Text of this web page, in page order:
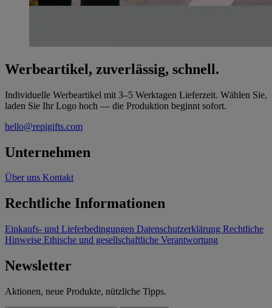
Werbeartikel, zuverlässig, schnell.
Individuelle Werbeartikel mit 3–5 Werktagen Lieferzeit. Wählen Sie,
laden Sie Ihr Logo hoch — die Produktion beginnt sofort.
hello@repigifts.com
Unternehmen
Über uns Kontakt
Rechtliche Informationen
Einkaufs- und Lieferbedingungen Datenschutzerklärung Rechtliche
Hinweise Ethische und gesellschaftliche Verantwortung
Newsletter
Aktionen, neue Produkte, nützliche Tipps.